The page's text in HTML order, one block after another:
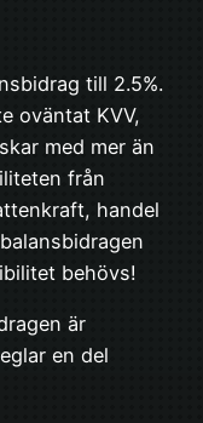
till 2.5%.
oväntat KVV,
med mer än
från
handel
behövs!
är
en del